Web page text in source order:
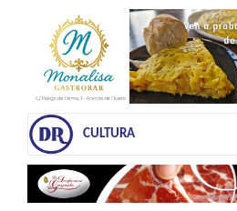
CULTURA